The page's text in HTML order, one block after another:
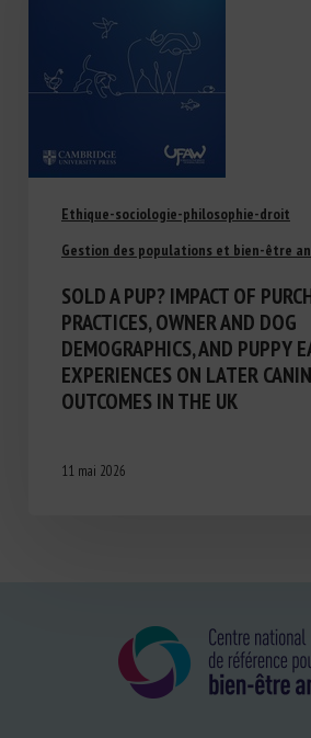
Ethique-sociologie-philosophie-droit
Gestion des populations et bien-être
SOLD A PUP? IMPACT OF
PRACTICES, OWNER AND DOG
DEMOGRAPHICS, AND PUPPY
EXPERIENCES ON LATER
OUTCOMES IN THE UK
11 mai 2026